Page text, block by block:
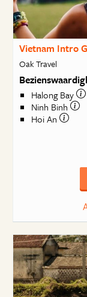
Vietnam Intro
Oak Travel
Halong Bay
Ninh Binh
Hoi An